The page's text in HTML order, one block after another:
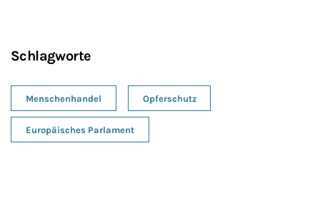
Schlagworte
Menschenhandel Opferschutz
Europäisches Parlament